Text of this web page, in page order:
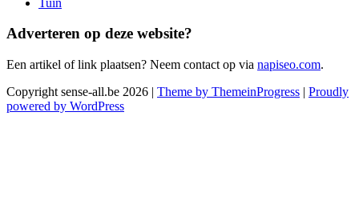
Adverteren op deze website?
Een artikel of link plaatsen? Neem contact op via napiseo.com.
Copyright sense-all.be 2026 | Theme by ThemeinProgress | Proudly
powered by WordPress